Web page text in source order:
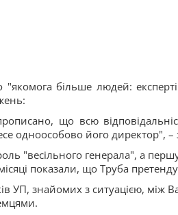
"якомога більше людей:
що всю
одноособово його директор",
"весільного генерала", а
показали, що Труба
УП, знайомих з ситуацією, між